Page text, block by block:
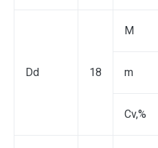
Dd 18
M
m
Cv,%